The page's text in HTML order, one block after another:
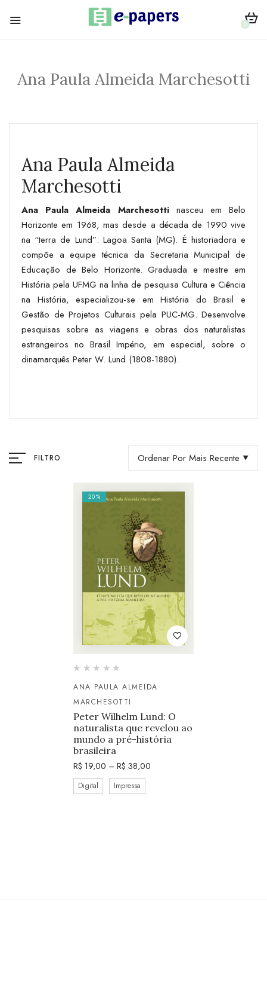
0
Ana Paula Almeida Marchesotti
Ana Paula Almeida
Marchesotti
Ana Paula Almeida Marchesottinasceu em Belo
Horizonte em 1968, mas desde a década de 1990 vive
na “terra de Lund”: Lagoa Santa (MG). É historiadora e
compõe a equipe técnica da Secretaria Municipal de
Educação de Belo Horizonte. Graduada e mestre em
História pela UFMG na linha de pesquisa Cultura e Ciência
na História, especializou-se em História do Brasil e
Gestão de Projetos Culturais pela PUC-MG. Desenvolve
pesquisas sobre as viagens e obras dos naturalistas
estrangeiros no Brasil Império, em especial, sobre o
dinamarquês Peter W. Lund (1808-1880).
FILTRO Ordenar Por Mais Recente
20%
ANA PAULA ALMEIDA
MARCHESOTTI
Peter Wilhelm Lund: O
naturalista que revelou ao
mundo a pré-história
brasileira
R$ 19,00 – R$ 38,00
Digital Impressa